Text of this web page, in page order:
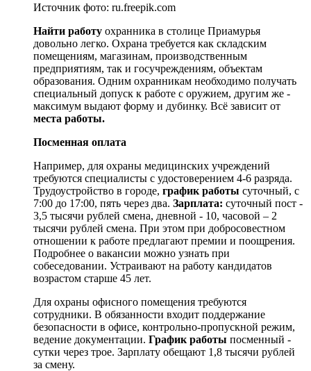
Источник фото: ru.freepik.com
Найти работу охранника в столице Приамурья
довольно легко. Охрана требуется как складским
помещениям, магазинам, производственным
предприятиям, так и госучреждениям, объектам
образования. Одним охранникам необходимо получать
специальный допуск к работе с оружием, другим же -
максимум выдают форму и дубинку. Всё зависит от
места работы.
Посменная оплата
Например, для охраны медицинских учреждений
требуются специалисты с удостоверением 4-6 разряда.
Трудоустройство в городе, график работы суточный, с
7:00 до 17:00, пять через два. Зарплата: суточный пост -
3,5 тысячи рублей смена, дневной - 10, часовой – 2
тысячи рублей смена. При этом при добросовестном
отношении к работе предлагают премии и поощрения.
Подробнее о вакансии можно узнать при
собеседовании. Устраивают на работу кандидатов
возрастом старше 45 лет.
Для охраны офисного помещения требуются
сотрудники. В обязанности входит поддержание
безопасности в офисе, контрольно-пропускной режим,
ведение документации. График работы посменный -
сутки через трое. Зарплату обещают 1,8 тысячи рублей
за смену.